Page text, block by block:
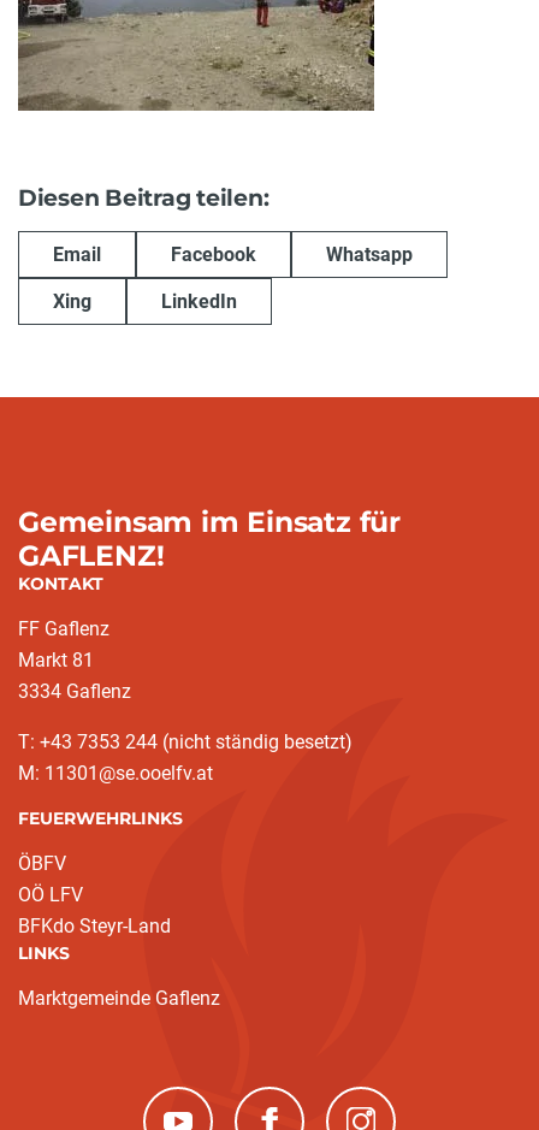
Diesen Beitrag teilen:
Email Facebook Whatsapp
Xing LinkedIn
Gemeinsam im Einsatz für
GAFLENZ!
KONTAKT
FF Gaflenz
Markt 81
3334 Gaflenz
T: +43 7353 244 (nicht ständig besetzt)
M: 11301@se.ooelfv.at
FEUERWEHRLINKS
ÖBFV
OÖ LFV
BFKdo Steyr-Land
LINKS
Marktgemeinde Gaflenz